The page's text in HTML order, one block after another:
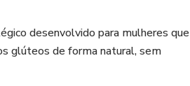
desenvolvido para mulheres que
glúteos de forma natural, sem